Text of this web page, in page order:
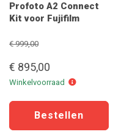
Profoto A2 Connect
Kit voor Fujifilm
€ 999,00
€ 895,00
Winkelvoorraad Winkelvoorraad